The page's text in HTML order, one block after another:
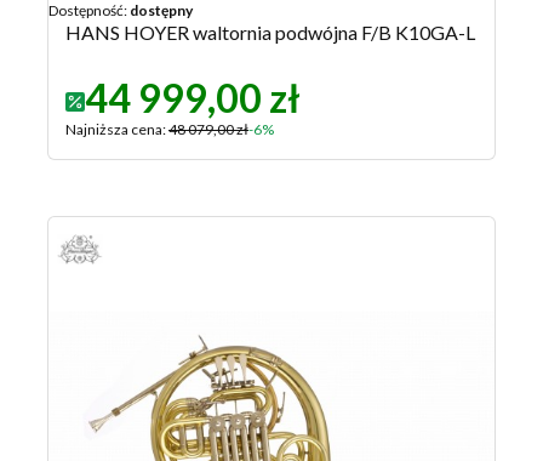
Dostępność: dostępny
HANS HOYER waltornia podwójna F/B K10GA-L
44 999,00 zł
Najniższa cena:48 079,00 zł-6%